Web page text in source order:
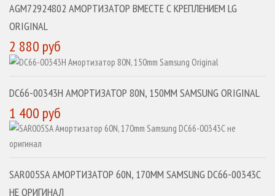
AGM72924802 АМОРТИЗАТОР ВМЕСТЕ С КРЕПЛЕНИЕМ LG
ORIGINAL
2 880 руб
DC66-00343H АМОРТИЗАТОР 80N, 150MM SAMSUNG ORIGINAL
1 400 руб
SAR005SA АМОРТИЗАТОР 60N, 170MM SAMSUNG DC66-00343C
НЕ ОРИГИНАЛ